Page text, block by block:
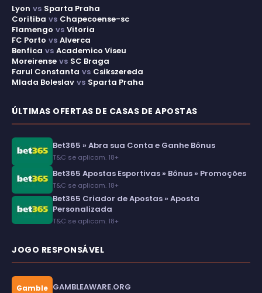
Lyon vs Sparta Praha
Coritiba vs Chapecoense-sc
Flamengo vs Vitoria
FC Porto vs Alverca
Benfica vs Academico Viseu
Moreirense vs SC Braga
Farul Constanta vs Csikszereda
Mlada Boleslav vs Sparta Praha
ÚLTIMAS OFERTAS DE CASAS DE APOSTAS
Bet365 » Abra sua Conta e Ganhe Bônus
T&C se aplicam. 18+
Bet365 Apostas Esportivas » Bônus » Promoções
T&C se aplicam. 18+
Bet365 Criador de Apostas » Aposta
Personalizada
T&C se aplicam. 18+
JOGO RESPONSÁVEL
Gamble GAMBLEAWARE.ORG